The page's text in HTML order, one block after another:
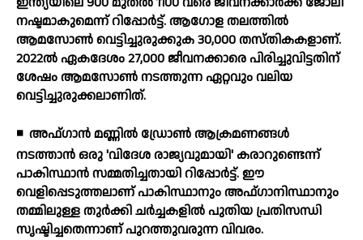
നഷ്ടമാകുമെന്ന് റിപ്പോര്‍ട്ട്. ആഗോള തലത്തില്‍
ആമസോണ്‍ വെട്ടിച്ചുരുക്കുക 30,000 തസ്തികകളാണ്.
2022ല്‍ ഏകദേശം 27,000 ജീവനക്കാരെ പിരിച്ചുവിട്ടതിന്
ശേഷം ആമസോണ്‍ നടത്തുന്ന ഏറ്റവും വലിയ
വെട്ടിച്ചുരുക്കലാണിത്.
◾ അഫ്ഗാന്‍ മണ്ണില്‍ ഡ്രോണ്‍ ആക്രമണങ്ങള്‍
നടത്താന്‍ ഒരു 'വിദേശ രാജ്യവുമായി' കരാറുണ്ടെന്ന്
പാകിസ്ഥാന്‍ സമ്മതിച്ചതായി റിപ്പോര്‍ട്ട്. ഈ
വെളിപ്പെടുത്തലാണ് പാകിസ്ഥാനും അഫ്ഗാനിസ്ഥാനും
തമ്മിലുള്ള തുര്‍ക്കി ചര്‍ച്ചകളില്‍ പുതിയ പ്രതിസന്ധി
സൃഷ്ടിച്ചതെന്നാണ് പുറത്തുവരുന്ന വിവരം.